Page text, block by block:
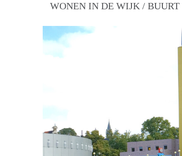
WONEN IN DE WIJK / BUURT